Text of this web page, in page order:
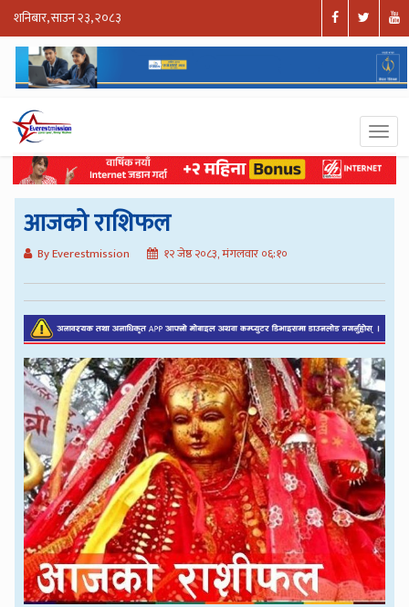
शनिबार, साउन २३, २०८३
आजको राशिफल
By Everestmission १२ जेष्ठ २०८३, मंगलवार ०६:१०